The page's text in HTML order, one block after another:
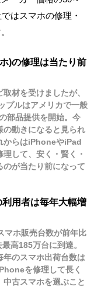
はスマホの修理・
)の修理は当たり前
材を受けましたが、
プルはアメリカで一般
部品提供を開始。今
の動きになると見られ
からはiPhoneやiPad
して、安く・賢く・
のが当たり前になって
用者は毎年大幅増
マホ販売台数が前年比
高185万台に到達。
年のスマホ出荷台数は
を修理して長く
中古スマホを選ぶこと